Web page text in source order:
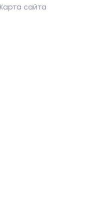
Карта сайта